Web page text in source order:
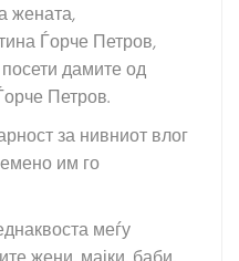
жената,
Ѓорче Петров,
дамите од
Петров.
за нивниот влог
им го
меѓу